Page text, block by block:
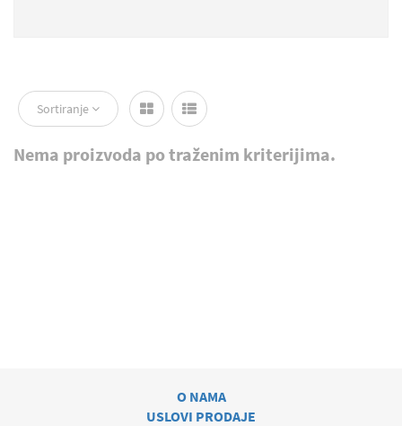
Sortiranje
Nema proizvoda po traženim kriterijima.
O NAMA
USLOVI PRODAJE